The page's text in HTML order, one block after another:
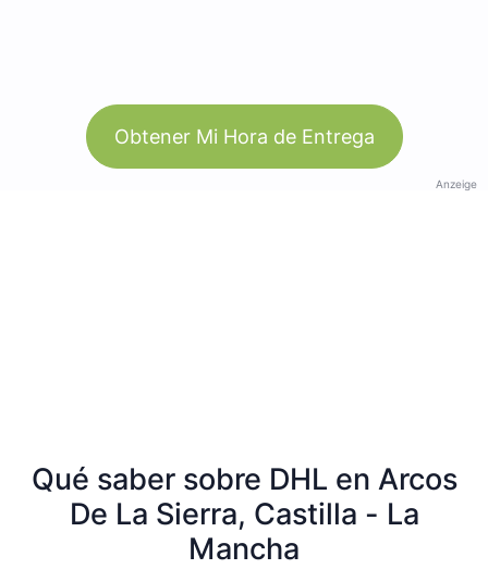
Obtener Mi Hora de Entrega
Anzeige
Qué saber sobre DHL en Arcos
De La Sierra, Castilla - La
Mancha